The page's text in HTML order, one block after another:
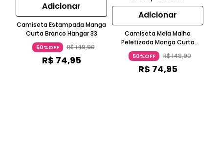
Adicionar
Camiseta Estampada Manga
Curta Branco Hangar 33
50%OFF R$149,90
R$ 74,95
Adicionar
Camiseta Meia Malha
Peletizada Manga Curta
Branco Hangar 33
50%OFF R$149,90
R$ 74,95